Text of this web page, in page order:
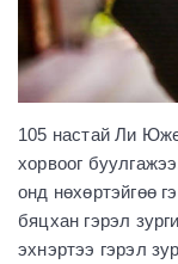
105 настай Ли
хорвоог
онд нөхөртэйгөө
бяцхан гэрэл
эхнэртээ гэрэл